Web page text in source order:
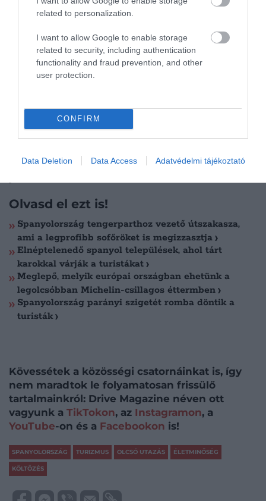
related to personalization.
I want to allow Google to enable storage
related to security, including authentication
functionality and fraud prevention, and other
user protection.
CONFIRM
Data Deletion Data Access Adatvédelmi tájékoztató
TEMPÓT, A SIESTÁT ÉS A
HELYI SZOKÁSOKAT.
Efford azt tanácsolja a költözni vágyóknak,
hogy előbb próbáljanak beilleszkedni a
spanyolul, és tapasztalják meg, milyen is
Olvasd el ezt is!
Spanyolország tengerparthoz vezető útszakasza,
ami a legprofibb sofőröket is megizzasztja
Elnéptelenedő spanyol települések, ahol tárt
karokkal várják a turistákat
Meglepő, melyik európai országban ehetünk a
legolcsóbban Michelin-csillagos éttermben
Spanyolország parányi szigetét romba döntik a
turisták
Kövessétek a közösségi csatornáinkat is, így
nem maradtok le folyamatosan frissülő
tartalmainkról: Drive Magazine néven ott
vagyunk a TikTokon, az Instagramon, a
YouTube-on és a Facebookon is!
SPANYOLORSZÁG TURIZMUS OLCSÓ UTAZÁS ÉLETMINŐSÉG
KÖLTÖZÉS